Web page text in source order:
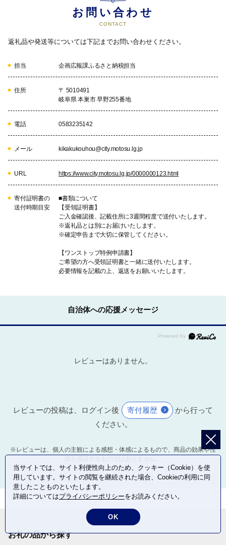
お問い合わせ
CONTACT
返礼品や発送等については下記までお問い合わせください。
担当 企画広報課ふるさと納税担当
住所
〒 5010491
岐阜県 本巣市 早野255番地
電話 0583235142
メール kikakukouhou@city.motosu.lg.jp
URL https://www.city.motosu.lg.jp/0000000123.html
寄付証明書の
送付時期目安
■書類について
【受領証明書】
ご入金確認後、記載住所に3週間程度で送付いたします。
※返礼品とは別にお届けいたします。
※確定申告まで大切に保管してください。
【ワンストップ特例申請書】
ご希望の方へ受領証明書と一緒に送付いたします。
必要情報を記載の上、返送をお願いいたします。
自治体への応援メッセージ
レビューはありません。
レビューの投稿は、ログイン後 寄付履歴
から行って
ください。
※レビューは、個人の主観による感想・体感によるもので、商品の効果や性
お礼の品から探す
当サイトでは、サイト利便性向上のため、クッキー（Cookie）を使
用しています。サイトの閲覧を継続された場合、Cookieの利用に同
意したことものといたします。
詳細についてはプライバシーポリシーをお読みください。
OK